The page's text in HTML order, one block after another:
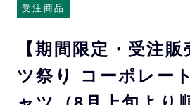
受注商品
【期間限定・受注
ツ祭り コーポレー